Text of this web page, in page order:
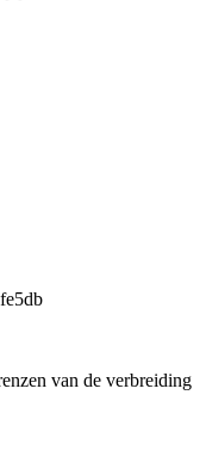
van de verbreiding